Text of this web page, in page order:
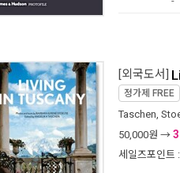
[외국도서]
정가제 FREE
Taschen,
50,000원 →
세일즈포인트 :